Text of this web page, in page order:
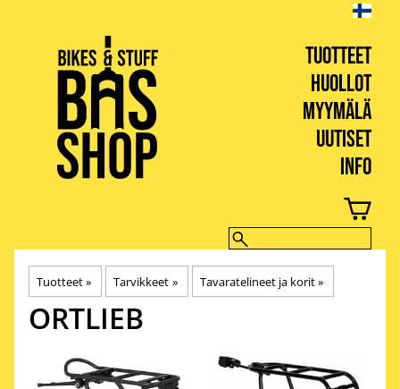
TUOTTEET
HUOLLOT
MYYMÄLÄ
UUTISET
INFO
BIKES & STUFF
Tuotteet‪» Tarvikkeet ‪» Tavaratelineet ja korit‪»
ORTLIEB